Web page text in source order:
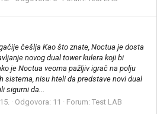
češlja Kao što znate, Noctua je dosta
novog dual tower kulera koji bi
je Noctua veoma pažljiv igrač na polju
sistema, nisu hteli da predstave novi dual
sigurni da...
Odgovora: 11 Forum: Test LAB